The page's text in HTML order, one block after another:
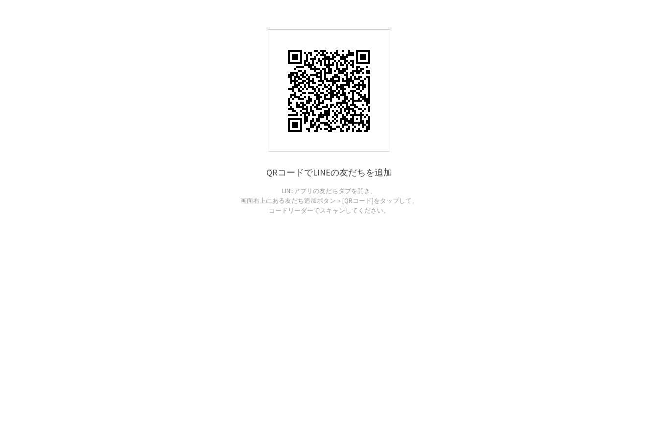
QRコードでLINEの友だちを追加
LINEアプリの友だちタブを開き、
画面右上にある友だち追加ボタン＞[QRコード]をタップして、
コードリーダーでスキャンしてください。